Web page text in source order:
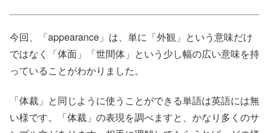
今回、「appearance」は、単に「外観」という意味だけ
ではなく「体面」「世間体」という少し幅の広い意味を持
っていることがわかりました。
「体裁」と同じように使うことができる単語は英語には無
い様です。「体裁」の表現を調べますと、かなり多くのサ